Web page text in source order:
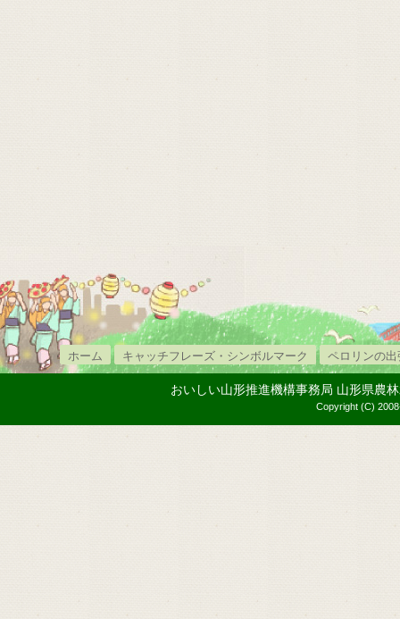
ホーム キャッチフレーズ・シンボルマーク ペロリンの
おいしい山形推進機構事務局 山形県
Copyright (C)